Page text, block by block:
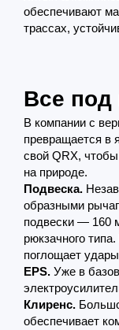
обеспечивают
трассах,
Все под
В компании с
превращается в
свой QRX,
на природе.
Подвеска.
образными
подвески — 160
рюкзачного
поглощает
EPS. Уже в
Клиренс.
обеспечивает